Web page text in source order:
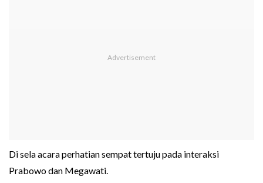
Di sela acara perhatian sempat tertuju pada interaksi
Prabowo dan Megawati.